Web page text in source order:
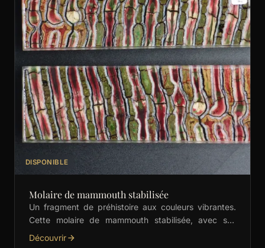
DISPONIBLE
Molaire de mammouth stabilisée
Un fragment de préhistoire aux couleurs vibrantes.
Cette molaire de mammouth stabilisée, avec ses
nuances de vert, rouge et orange, est idéale pour les
Découvrir